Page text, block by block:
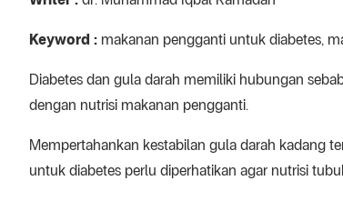
Keyword : makanan pengganti untuk diabetes,
Diabetes dan gula darah memiliki hubungan
dengan nutrisi makanan pengganti.
Mempertahankan kestabilan gula darah kadang
untuk diabetes perlu diperhatikan agar nutrisi